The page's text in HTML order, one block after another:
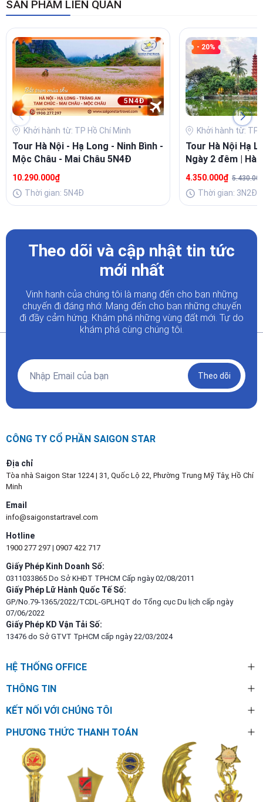
SẢN PHẨM LIÊN QUAN
Khởi hành từ: TP Hồ Chí Minh
Tour Hà Nội - Hạ Long - Ninh Bình -
Mộc Châu - Mai Châu 5N4Đ
10.290.000₫
Thời gian: 5N4Đ
- 20%
Khởi hành từ: TP
Tour Hà Nội Hạ
Ngày 2 đêm |
Tâm Linh
4.350.000₫
Thời gian: 3N2Đ
Theo dõi và cập nhật tin tức
mới nhất
Vinh hạnh của chúng tôi là mang đến cho bạn những
chuyến đi đáng nhớ. Mang đến cho bạn những chuyến
đi đầy cảm hứng. Khám phá những vùng đất mới. Tự do
khám phá cùng chúng tôi.
Theo dõi
CÔNG TY CỔ PHẦN SAIGON STAR
Địa chỉ
Tòa nhà Saigon Star 1224 | 31, Quốc Lộ 22, Phường Trung Mỹ Tây, Hồ Chí
Minh
Email
info@saigonstartravel.com
Hotline
1900 277 297 | 0907 422 717
Giấy Phép Kinh Doanh Số:
0311033865 Do Sở KHĐT TPHCM Cấp ngày 02/08/2011
Giấy Phép Lữ Hành Quốc Tế Số:
GP/No.79-1365/2022/TCDL-GPLHQT do Tổng cục Du lịch cấp ngày
07/06/2022
Giấy Phép KD Vận Tải Số:
13476 do Sở GTVT TpHCM cấp ngày 22/03/2024
HỆ THỐNG OFFICE
THÔNG TIN
KẾT NỐI VỚI CHÚNG TÔI
PHƯƠNG THỨC THANH TOÁN